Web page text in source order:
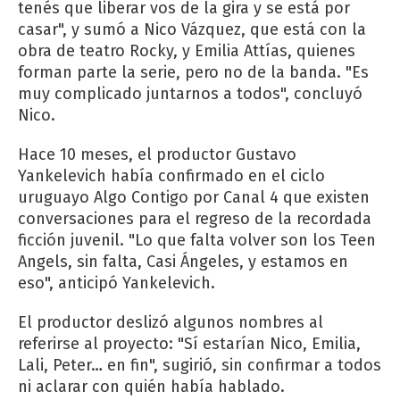
tenés que liberar vos de la gira y se está por
casar", y sumó a Nico Vázquez, que está con la
obra de teatro Rocky, y Emilia Attías, quienes
forman parte la serie, pero no de la banda. "Es
muy complicado juntarnos a todos", concluyó
Nico.
Hace 10 meses, el productor Gustavo
Yankelevich había confirmado en el ciclo
uruguayo Algo Contigo por Canal 4 que existen
conversaciones para el regreso de la recordada
ficción juvenil. "Lo que falta volver son los Teen
Angels, sin falta, Casi Ángeles, y estamos en
eso", anticipó Yankelevich.
El productor deslizó algunos nombres al
referirse al proyecto: "Sí estarían Nico, Emilia,
Lali, Peter… en fin", sugirió, sin confirmar a todos
ni aclarar con quién había hablado.